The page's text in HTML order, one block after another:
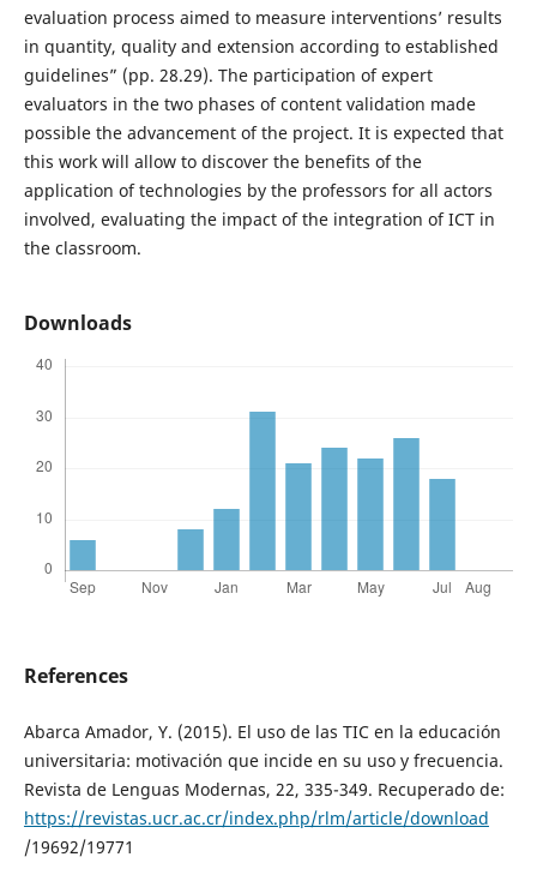
evaluation process aimed to measure interventions’ results
in quantity, quality and extension according to established
guidelines” (pp. 28.29). The participation of expert
evaluators in the two phases of content validation made
possible the advancement of the project. It is expected that
this work will allow to discover the benefits of the
application of technologies by the professors for all actors
involved, evaluating the impact of the integration of ICT in
the classroom.
Downloads
References
Abarca Amador, Y. (2015). El uso de las TIC en la educación
universitaria: motivación que incide en su uso y frecuencia.
Revista de Lenguas Modernas, 22, 335-349. Recuperado de:
https://revistas.ucr.ac.cr/index.php/rlm/article/download
/19692/19771